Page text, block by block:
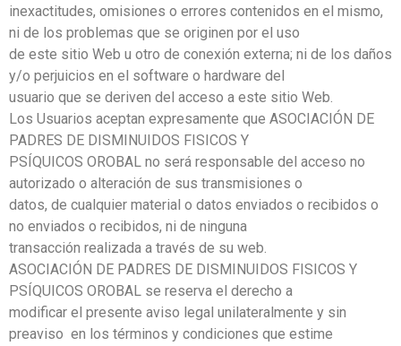
inexactitudes, omisiones o errores contenidos en el mismo,
ni de los problemas que se originen por el uso
de este sitio Web u otro de conexión externa; ni de los daños
y/o perjuicios en el software o hardware del
usuario que se deriven del acceso a este sitio Web.
Los Usuarios aceptan expresamente que ASOCIACIÓN DE
PADRES DE DISMINUIDOS FISICOS Y
PSÍQUICOS OROBAL no será responsable del acceso no
autorizado o alteración de sus transmisiones o
datos, de cualquier material o datos enviados o recibidos o
no enviados o recibidos, ni de ninguna
transacción realizada a través de su web.
ASOCIACIÓN DE PADRES DE DISMINUIDOS FISICOS Y
PSÍQUICOS OROBAL se reserva el derecho a
modificar el presente aviso legal unilateralmente y sin
preaviso en los términos y condiciones que estime